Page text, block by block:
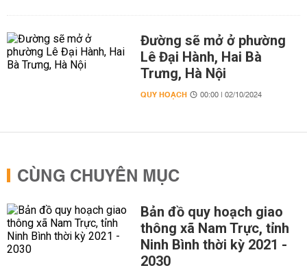
Đường sẽ mở ở phường
Lê Đại Hành, Hai Bà
Trưng, Hà Nội
QUY HOẠCH 00:00 | 02/10/2024
CÙNG CHUYÊN MỤC
Bản đồ quy hoạch giao
thông xã Nam Trực, tỉnh
Ninh Bình thời kỳ 2021 -
2030